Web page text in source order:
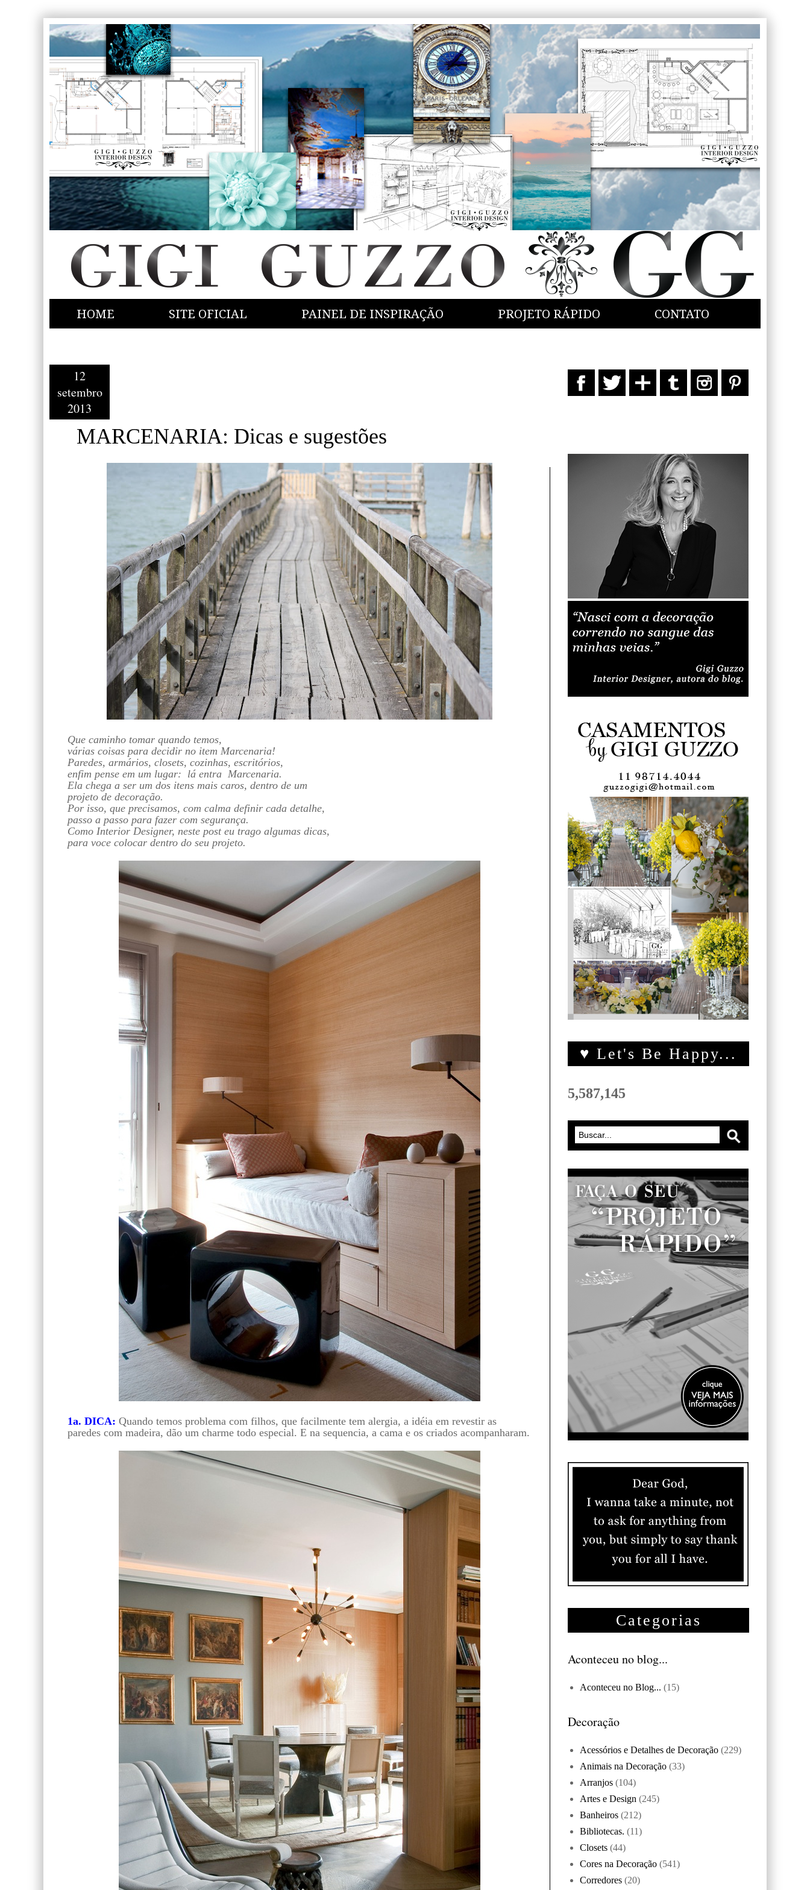
HOME SITE OFICIAL PAINEL DE INSPIRAÇÃO PROJETO RÁPIDO CONTATO
12
setembro
2013
MARCENARIA: Dicas e sugestões
Que caminho tomar quando temos,
várias coisas para decidir no item Marcenaria!
Paredes, armários, closets, cozinhas, escritórios,
enfim pense em um lugar: lá entra Marcenaria.
Ela chega a ser um dos itens mais caros, dentro de um
projeto de decoração.
Por isso, que precisamos, com calma definir cada detalhe,
passo a passo para fazer com segurança.
Como Interior Designer, neste post eu trago algumas dicas,
para voce colocar dentro do seu projeto.
1a. DICA: Quando temos problema com filhos, que facilmente tem alergia, a idéia em revestir as
paredes com madeira, dão um charme todo especial. E na sequencia, a cama e os criados acompanharam.
♥ Let's Be Happy...
5,587,145
Categorias
Aconteceu no blog...
Aconteceu no Blog... (15)
Decoração
Acessórios e Detalhes de Decoração (229)
Animais na Decoração (33)
Arranjos (104)
Artes e Design (245)
Banheiros (212)
Bibliotecas. (11)
Closets (44)
Cores na Decoração (541)
Corredores (20)